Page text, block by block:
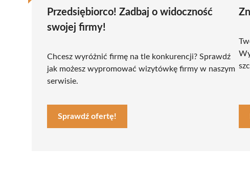
Przedsiębiorco! Zadbaj o widoczność
swojej firmy!
Chcesz wyróżnić firmę na tle konkurencji? Sprawdź
jak możesz wypromować wizytówkę firmy w naszym
serwisie.
Sprawdź ofertę!